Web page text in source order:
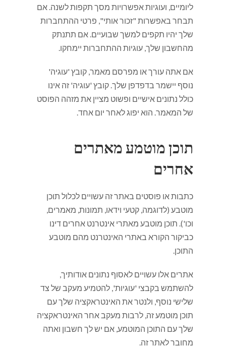
ליומיים, ועוגיות אפשרויות מסך תקפות לשנה. אם
תבחר באפשרות "זכור אותי", פרטי ההתחברות
שלך יהיו תקפים למשך שבועיים. אם תתנתק
מהחשבון שלך, עוגיות ההתחברות יימחקו.
אם אתה עורך או מפרסם מאמר, קובץ 'עוגיה'
נוסף יישמר בדפדפן שלך. קובץ 'עוגיה' זה אינו
כולל נתונים אישיים ופשוט מציין את מזהה הפוסט
של המאמר. הוא יפוג לאחר יום אחד.
תוכן מוטמע מאתרים
אחרים
כתבות או פוסטים באתר זה עשויים לכלול תוכן
מוטבע (לדוגמה, קטעי וידאו, תמונות, מאמרים,
וכו'). תוכן מוטבע מאתרי אינטרנט אחרים דינו
כביקור הקורא באתרי האינטרנט מהם מוטבע
התוכן.
אתרים אלו עשויים לאסוף נתונים אודותיך,
להשתמש בקבצי 'עוגיות', להטמיע מעקב של צד
שלישי נוסף, ולנטר את האינטראקציה שלך עם
תוכן מוטמע זה, לרבות מעקב אחר האינטראקציה
שלך עם התוכן המוטמע, אם יש לך חשבון ואתה
מחובר לאתר זה.